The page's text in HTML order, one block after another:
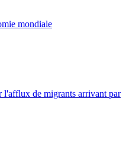
mondiale
l'afflux de migrants arrivant par